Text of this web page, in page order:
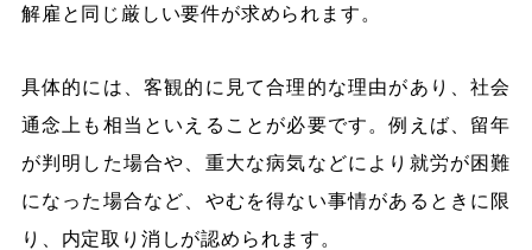
解雇と同じ厳しい要件が求められます。
具体的には、客観的に見て合理的な理由があり、社会
通念上も相当といえることが必要です。例えば、留年
が判明した場合や、重大な病気などにより就労が困難
になった場合など、やむを得ない事情があるときに限
り、内定取り消しが認められます。